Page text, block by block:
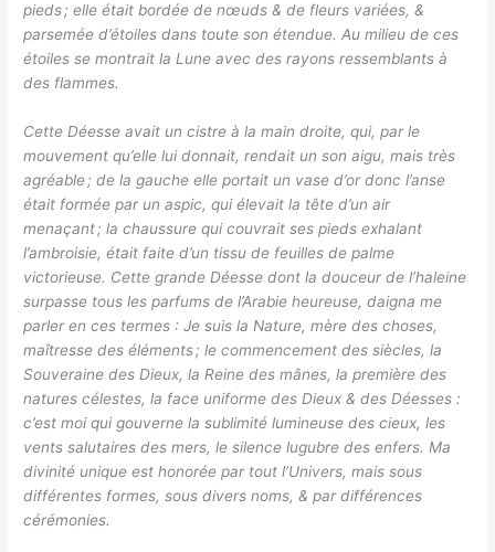
pieds ; elle était bordée de nœuds & de fleurs variées, &
parsemée d’étoiles dans toute son étendue. Au milieu de ces
étoiles se montrait la Lune avec des rayons ressemblants à
des flammes.
Cette Déesse avait un cistre à la main droite, qui, par le
mouvement qu’elle lui donnait, rendait un son aigu, mais très
agréable ; de la gauche elle portait un vase d’or donc l’anse
était formée par un aspic, qui élevait la tête d’un air
menaçant ; la chaussure qui couvrait ses pieds exhalant
l’ambroisie, était faite d’un tissu de feuilles de palme
victorieuse. Cette grande Déesse dont la douceur de l’haleine
surpasse tous les parfums de l’Arabie heureuse, daigna me
parler en ces termes : Je suis la Nature, mère des choses,
maîtresse des éléments ; le commencement des siècles, la
Souveraine des Dieux, la Reine des mânes, la première des
natures célestes, la face uniforme des Dieux & des Déesses :
c’est moi qui gouverne la sublimité lumineuse des cieux, les
vents salutaires des mers, le silence lugubre des enfers. Ma
divinité unique est honorée par tout l’Univers, mais sous
différentes formes, sous divers noms, & par différences
cérémonies.